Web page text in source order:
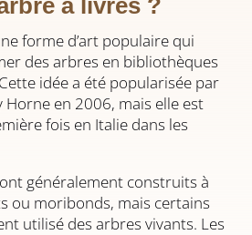
à livres ?
forme d’art populaire qui
des arbres en bibliothèques
idée a été popularisée par
Horne en 2006, mais elle est
fois en Italie dans les
généralement construits à
ou moribonds, mais certains
utilisé des arbres vivants. Les